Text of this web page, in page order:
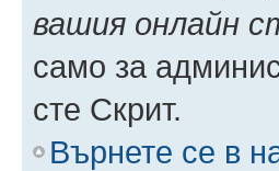
вашия онлайн
само за
сте Скрит.
Върнете се в